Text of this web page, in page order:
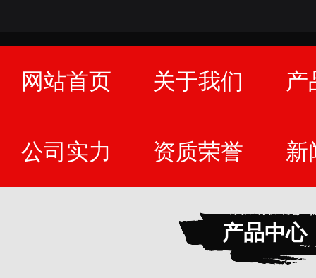
网站首页 关于我们 产
公司实力 资质荣誉 新
产品中心